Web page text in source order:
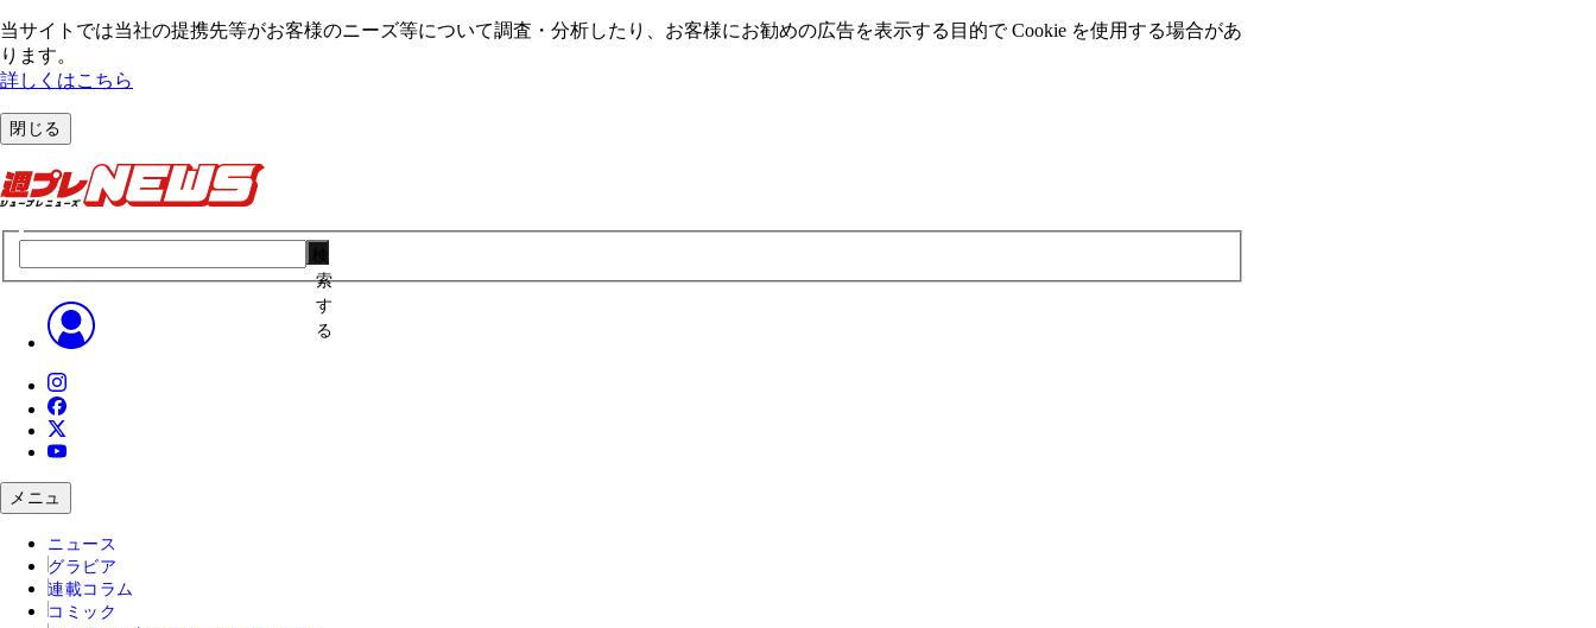
当サイトでは当社の提携先等がお客様のニーズ等について調査・分析したり、お客様にお勧めの広告を表⽰する⽬的で Cookie を使⽤する場合があ
ります。
詳しくはこちら
閉じる
索
す
る
メニュ
ニュース
グラビア
連載コラム
コミック